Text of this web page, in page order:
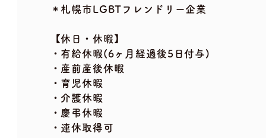
＊札幌市LGBTフレンドリー企業
【休日・休暇】
・有給休暇(6ヶ月経過後5日付与)
・産前産後休暇
・育児休暇
・介護休暇
・慶弔休暇
・連休取得可